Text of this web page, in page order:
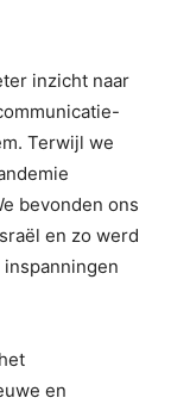
inzicht naar
Terwijl we
bevonden ons
en zo werd
en